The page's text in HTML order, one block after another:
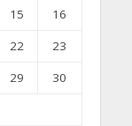
15
16
22
23
29
30